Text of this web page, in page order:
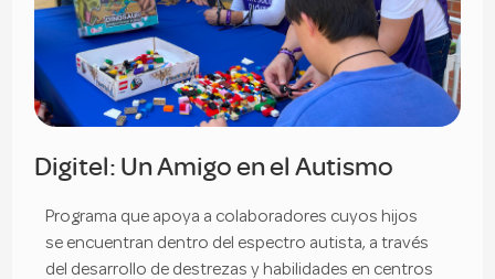
Digitel: Un Amigo en el Autismo
Programa que apoya a colaboradores cuyos hijos
se encuentran dentro del espectro autista, a través
del desarrollo de destrezas y habilidades en centros